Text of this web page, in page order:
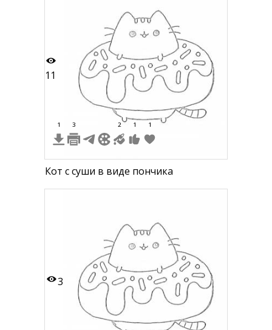
бисквитный рулет, печенье "удачи".
11
1 3 2 1 1
Кот с суши в виде пончика
3